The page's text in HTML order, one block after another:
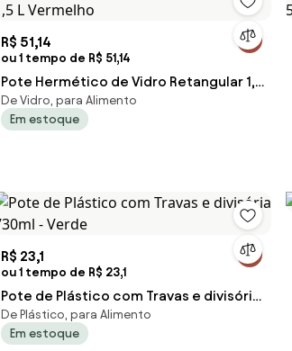
R$ 51,14
ou 1 tempo de R$ 51,14
Pote Hermético de Vidro Retangular 1,5
L Vermelho
De Vidro, para Alimento
Em estoque
R$ 23,1
ou 1 tempo de R$ 23,1
Pote de Plástico com Travas e divisória
730ml - Verde
De Plástico, para Alimento
Em estoque